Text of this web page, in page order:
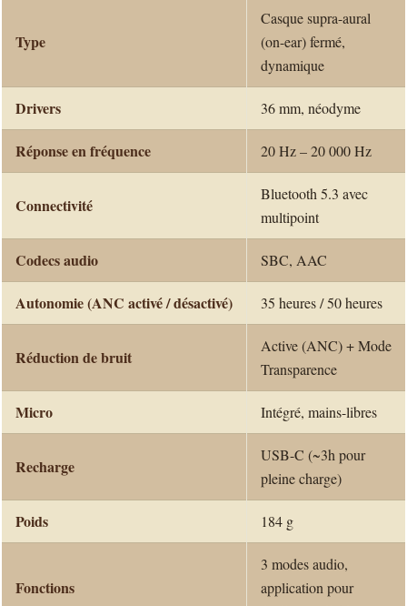
Type
Casque supra-aural
(on-ear) fermé,
dynamique
Drivers 36 mm, néodyme
Réponse en fréquence 20 Hz – 20 000 Hz
Connectivité
Bluetooth 5.3 avec
multipoint
Codecs audio SBC, AAC
Autonomie (ANC activé / désactivé) 35 heures / 50 heures
Réduction de bruit
Active (ANC) + Mode
Transparence
Micro Intégré, mains-libres
Recharge
USB-C (~3h pour
pleine charge)
Poids 184 g
Fonctions
3 modes audio,
application pour